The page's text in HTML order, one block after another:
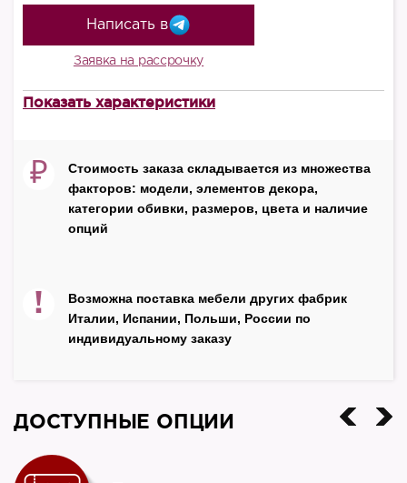
Написать в
Заявка на рассрочку
Материал корпуса
Материал фасада
Декор
чёрный
Производитель
Россия
Показать характеристики
₽
Стоимость заказа складывается из множества
факторов: модели, элементов декора,
категории обивки, размеров, цвета и наличие
опций
!
Возможна поставка мебели других фабрик
Италии, Испании, Польши, России по
индивидуальному заказу
ДОСТУПНЫЕ ОПЦИИ